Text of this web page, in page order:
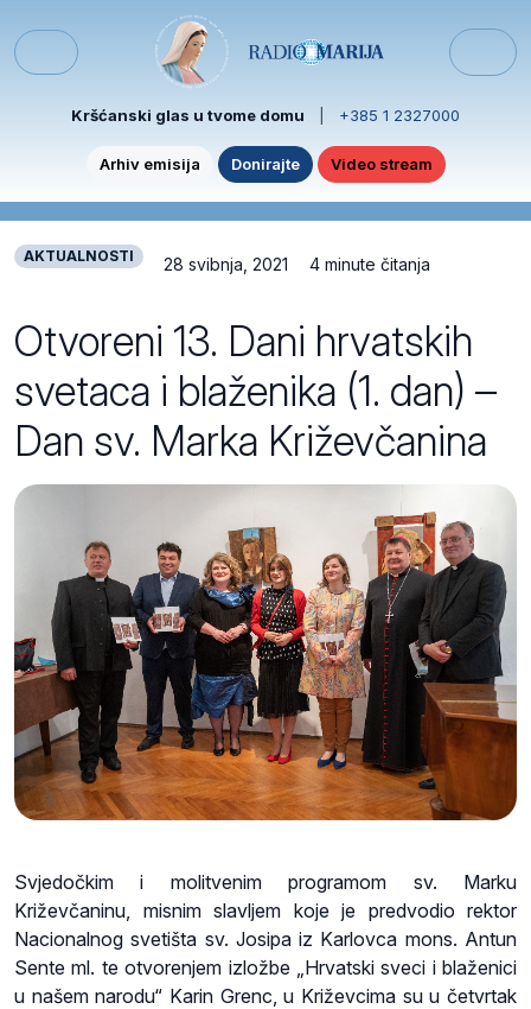
Menu
Kršćanski glas u tvome domu +385 1 2327000
Arhiv emisija Donirajte Video stream
AKTUALNOSTI 28 svibnja, 2021 4 minute čitanja
Otvoreni 13. Dani hrvatskih
svetaca i blaženika (1. dan) –
Dan sv. Marka Križevčanina
Svjedočkim i molitvenim programom sv. Marku
Križevčaninu, misnim slavljem koje je predvodio rektor
Nacionalnog svetišta sv. Josipa iz Karlovca mons. Antun
Sente ml. te otvorenjem izložbe „Hrvatski sveci i blaženici
u našem narodu“ Karin Grenc, u Križevcima su u četvrtak